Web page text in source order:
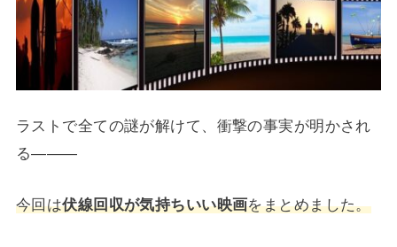
ラストで全ての謎が解けて、衝撃の事実が明かされ
る―――
今回は伏線回収が気持ちいい映画をまとめました。